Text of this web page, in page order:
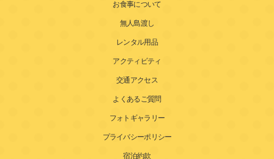
お食事について
無人島渡し
レンタル用品
アクティビティ
交通アクセス
よくあるご質問
フォトギャラリー
プライバシーポリシー
宿泊約款